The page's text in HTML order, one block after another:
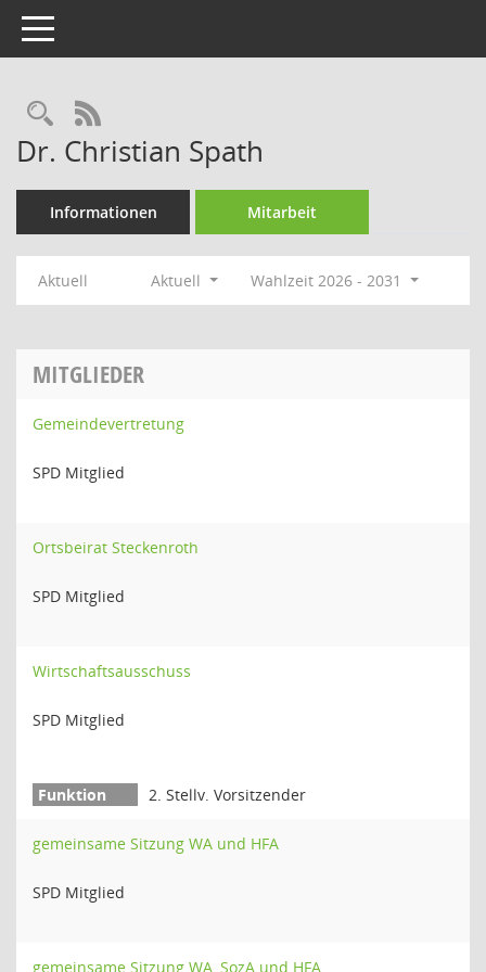
Toggle navigation
Rechercheauswahl
RSS-Feed
Dr. Christian Spath
Informationen Mitarbeit
Aktuell Aktuell Wahlzeit 2026 - 2031
MITGLIEDER
Gemeindevertretung
SPD Mitglied
Ortsbeirat Steckenroth
SPD Mitglied
Wirtschaftsausschuss
SPD Mitglied
2. Stellv. Vorsitzender
gemeinsame Sitzung WA und HFA
SPD Mitglied
gemeinsame Sitzung WA, SozA und HFA